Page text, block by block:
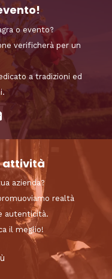
o evento?
verificherà per un
a tradizioni ed
attività
azienda?
realtà
autenticità.
il meglio!